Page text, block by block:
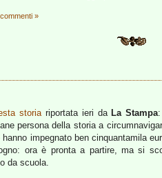
»
storiariportata ieri da La Stampa
persona della storia a
impegnato ben cinquantamila
ora è pronta a partire, ma si
da scuola.